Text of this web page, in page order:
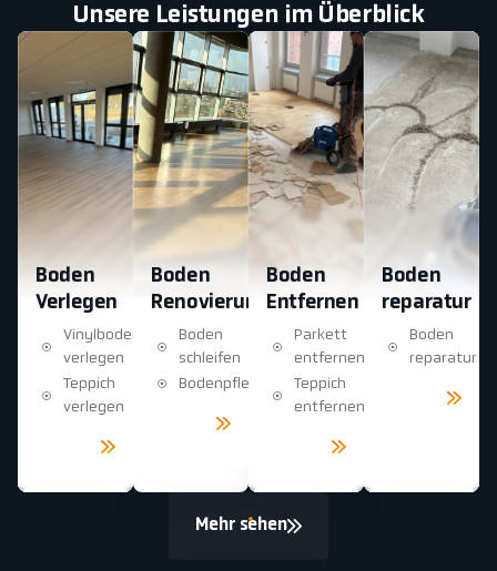
Unsere Leistungen im Überblick
Boden
Verlegen
Vinylboden
verlegen
Teppich
verlegen
Boden
Renovierung
Boden
schleifen
Bodenpflege
Boden
Entfernen
Parkett
entfernen
Teppich
entfernen
Boden
reparatur
Boden
reparatur
Mehr sehen